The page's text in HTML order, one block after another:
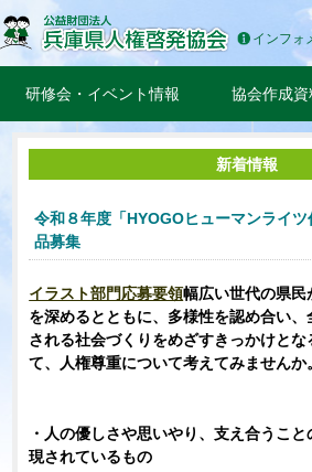
インフォ
研修会・イベント情報 協会作成資
新着情報
令和８年度「HYOGOヒューマンライ
品募集
イラスト部門応募要領幅広い世代の県
を深めるとともに、多様性を認め合い
される社会づくりをめざすきっかけとな
て、人権尊重について考えてみませんか
・人の優しさや思いやり、支え合うこ
現されているもの